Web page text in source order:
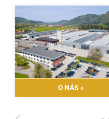
O NÁS »